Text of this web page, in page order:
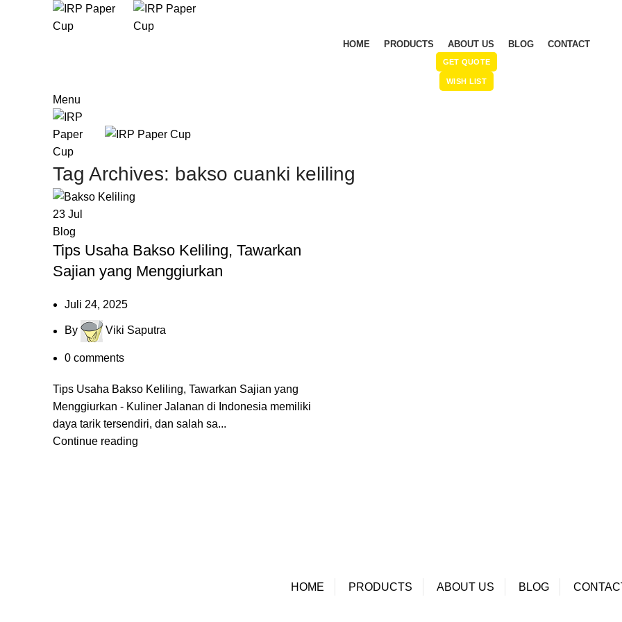
HOME PRODUCTS ABOUT US BLOG CONTACT
GET QUOTE
WISH LIST
Menu
Tag Archives: bakso cuanki keliling
23 Jul
Blog
Tips Usaha Bakso Keliling, Tawarkan
Sajian yang Menggiurkan
Juli 24, 2025
By Viki Saputra
0 comments
Tips Usaha Bakso Keliling, Tawarkan Sajian yang
Menggiurkan - Kuliner Jalanan di Indonesia memiliki
daya tarik tersendiri, dan salah sa...
Continue reading
HOME PRODUCTS ABOUT US BLOG